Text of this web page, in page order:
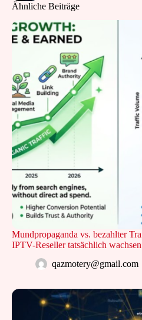
Ähnliche Beiträge
Mundpropaganda vs. bezahlter
IPTV-Reseller tatsächlich wachsen
qazmotery@gmail.com